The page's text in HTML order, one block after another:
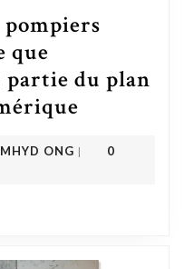
pompiers
que
partie du plan
ONG |
0